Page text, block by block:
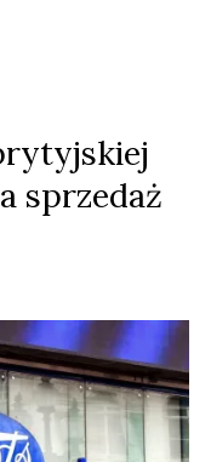
sprzedaż